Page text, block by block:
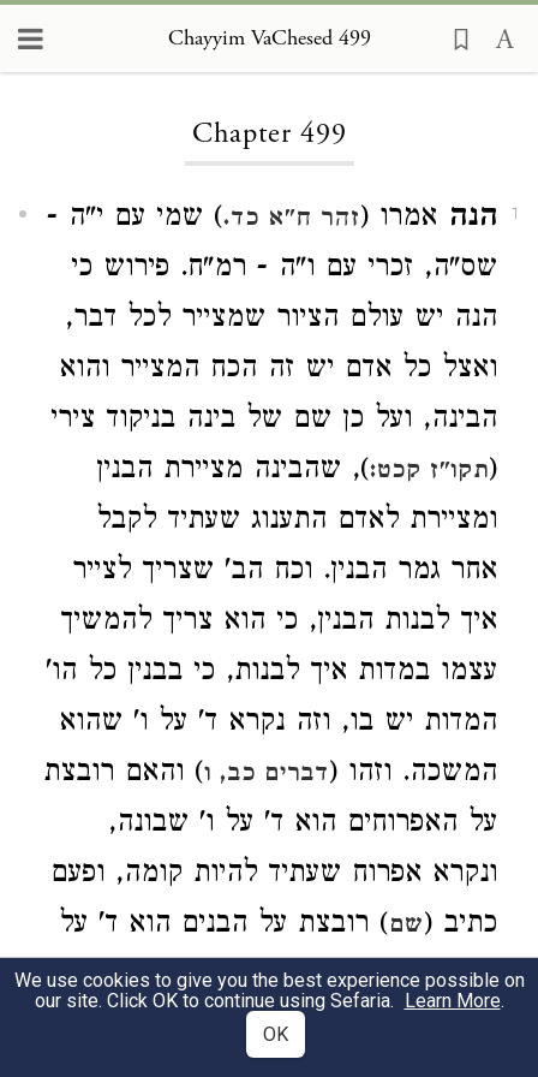
Chayyim VaChesed 499
Chapter 499
1 הנה אמרו (זהר ח"א כד.) שמי עם י"ה -
שס"ה, זכרי עם ו"ה - רמ"ח. פירוש כי
הנה יש עולם הציור שמצייר לכל דבר,
ואצל כל אדם יש זה הכח המצייר והוא
הבינה, ועל כן שם של בינה בניקוד צירי
(תקו"ז קכט:), שהבינה מציירת הבנין
ומציירת לאדם התענוג שעתיד לקבל
אחר גמר הבנין. וכח הב' שצריך לצייר
איך לבנות הבנין, כי הוא צריך להמשיך
עצמו במדות איך לבנות, כי בבנין כל הו'
המדות יש בו, וזה נקרא ד' על ו' שהוא
המשכה. וזהו (דברים כב, ו) והאם רובצת
על האפרוחים הוא ד' על ו' שבונה,
ונקרא אפרוח שעתיד להיות קומה, ופעם
כתיב (שם) רובצת על הבנים הוא ד' על
יוד שנקרא בן.
ההמשכה מהמצויר הוא ע"י גידין
We use cookies to give you the best experience possible on
our site. Click OK to continue using Sefaria. Learn More.
OK